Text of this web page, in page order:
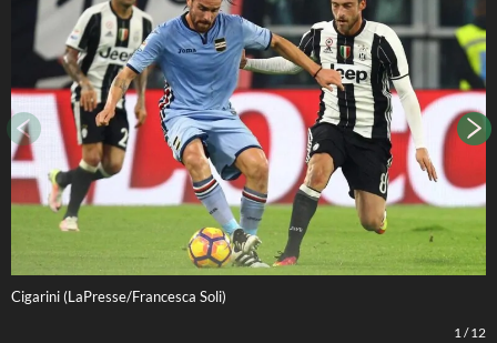
Cigarini (LaPresse/Francesca Soli)
1 /12